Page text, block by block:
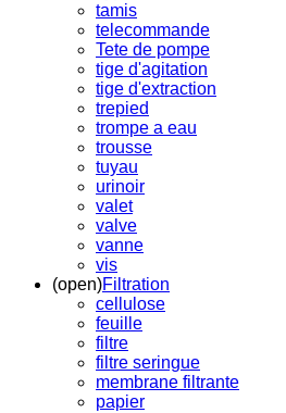
tamis
telecommande
Tete de pompe
tige d'agitation
tige d'extraction
trepied
trompe a eau
trousse
tuyau
urinoir
valet
valve
vanne
vis
(open)Filtration
cellulose
feuille
filtre
filtre seringue
membrane filtrante
papier